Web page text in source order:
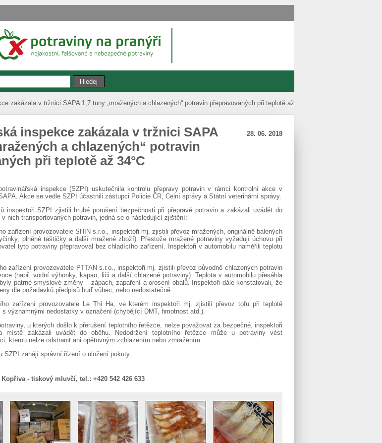
zakázala v tržnici SAPA 1,7 tuny „mražených a chlazených“ potravin přepravovaných při teplotě až
inspekce zakázala v tržnici SAPA
a chlazených“ potravin
při teplotě až 34°C
28. 06. 2018
inspekce (SZPI) uskutečnila kontrolu přepravy potravin v rámci kontrolní akce v
Akce se vedle SZPI účastnili zástupci Policie ČR, Celní správy a Státní veterinární správy.
inspektoři SZPI zjistili hrubé porušení bezpečnosti při přepravě potravin a zakázali uvádět do
nich transportovaných potravin, jedná se o následující zjištění:
zařízení provozovatele SHIN s.r.o., inspektoři mj. zjistili převoz mražených, originálně balených
plněné taštičky a další mražené zboží). Přestože mražené potraviny vyžadují úchovu při
tyto potraviny přepravoval bez chladícího zařízení. Inspektoři v automobilu naměřili teplotu
zařízení provozovatele PTTAN s.r.o., inspektoři mj. zjistili převoz původně chlazených potravin
(např. vodní výhonky, kapao, liči a další chlazené potraviny). Teplota v automobilu přesáhla
patrné smyslové změny – zápach, zapaření a orosení obalů. Inspektoři dále konstatovali, že
dle požadavků předpisů buď vůbec, nebo nedostatečně.
zařízení provozovatele Le Thi Ha, ve kterém inspektoři mj. zjistili převoz tofu při teplotě
s významnými nedostatky v označení (chybějící DMT, hmotnost atd.).
u kterých došlo k přerušení teplotního řetězce, nelze považovat za bezpečné, inspektoři
místě zakázali uvádět do oběhu. Nedodržení teplotního řetězce může u potraviny vést
kterou nelze odstranit ani opětovným zchlazením nebo zmražením.
SZPI zahájí správní řízení o uložení pokuty.
Kopřiva - tiskový mluvčí, tel.: +420 542 426 633